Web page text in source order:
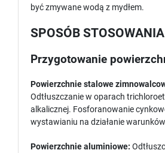
być zmywane wodą z mydłem.
SPOSÓB STOSOWANIA
Przygotowanie
Powierzchnie stalowe
Odtłuszczanie w oparach
alkalicznej. Fosforanowanie
wystawianiu na działanie
Powierzchnie aluminiowe: